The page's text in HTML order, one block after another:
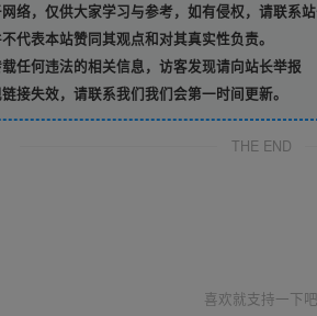
络，仅供大家学习与参考，如有侵权，请联系
代表本站赞同其观点和对其真实性负责。
任何违法的相关信息，访客发现请向站长举报
接失效，请联系我们我们会第一时间更新。
THE END
喜欢就支持一下吧